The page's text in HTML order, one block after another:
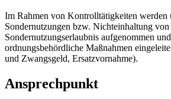
Im Rahmen von Kontrolltätigkeiten werden
Sondernutzungen bzw. Nichteinhaltung
Sondernutzungserlaubnis aufgenommen
ordnungsbehördliche Maßnahmen
und Zwangsgeld, Ersatzvornahme).
Ansprechpunkt